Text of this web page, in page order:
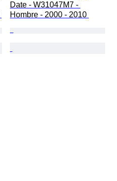
Date - W31047M7 -
Hombre - 2000 - 2010